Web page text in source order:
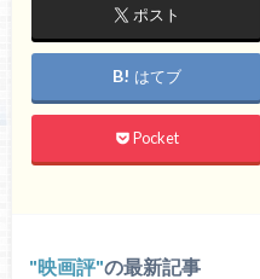
ポスト
はてブ
Pocket
映画評 の最新記事